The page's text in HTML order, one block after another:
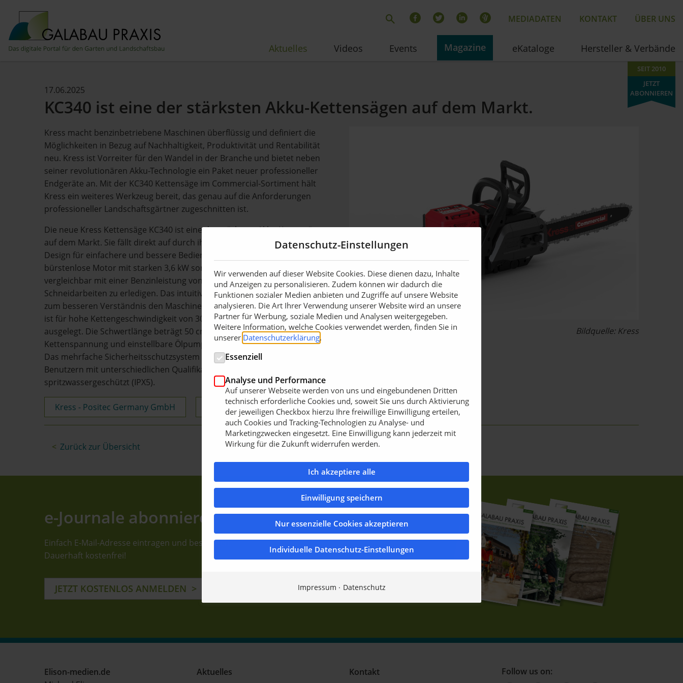
MEDIADATEN KONTAKT ÜBER UNS
Aktuelles Videos Events Magazine eKataloge Hersteller & Verbände
SEIT 2010
JETZT
ABONNIEREN
17.06.2025
KC340 ist eine der stärksten Akku-Kettensägen auf dem Markt.
Kress macht benzinbetriebene Maschinen überflüssig und definiert die
Möglichkeiten in Bezug auf Nachhaltigkeit, Produktivität und Rentabilität
neu. Kress ist Vorreiter für den Wandel in der Branche und bietet neben
seiner revolutionären Akku-Technologie ein Paket neuer professioneller
Endgeräte an. Mit der KC340 Kettensäge im Commercial-Sortiment hält
Kress ein weiteres Werkzeug bereit, das genau auf die Anforderungen
professioneller Landschaftsgärtner zugeschnitten ist.
Die neue Kress Kettensäge KC340 ist eine der stärksten Akku-Kettensägen
auf dem Markt. Sie fällt direkt auf durch ihr kompaktes, ergonomisches
Design für einfachere und bessere Bedienung mit QuickStart. Der
bürstenlose Motor mit starken 3,6 kW sorgt für lange Lebensdauer und ist
vergleichbar mit einer Benzinleistung von 65ccm, um selbst anspruchsvolle
Schneidarbeiten zu erledigen. Das intuitive Bedienfeld mit IOT unterstützt
zum besseren Verständnis den Maschinenstatus. Die Oregon 0.325 Kette
ist für hohe Kettengeschwindigkeit von 30 m/s und saubere, glatte Schnitte
ausgelegt. Die Schwertlänge beträgt 50 cm. Professionelle, manuelle
Kettenspannung und einstellbare Ölpumpe bringt individuelle Anpassung.
Das mehrfache Sicherheitsschutzsystem gewährleistet die Sicherheit von
Benutzern mit unterschiedlichen Qualifikationsstufen. Die KC340 ist
spritzwassergeschützt (IPX5).
Bildquelle: Kress
Kress - Positec Germany GmbH Übersicht AKKU-Kettensägen KC340 Kettensäge
Zurück zur Übersicht
e-Journale abonnieren
Einfach E-Mail-Adresse eintragen und bestätigen.
Dauerhaft kostenfrei!
JETZT KOSTENLOS ANMELDEN
Elison-medien.de
Aktuelles Kontakt Follow us on:
Datenschutz-Einstellungen
Wir verwenden auf dieser Website Cookies. Diese dienen dazu, Inhalte
und Anzeigen zu personalisieren. Zudem können wir dadurch die
Funktionen sozialer Medien anbieten und Zugriffe auf unsere Website
analysieren. Die Art Ihrer Verwendung unserer Website wird an unsere
Partner für Werbung, soziale Medien und Analysen weitergegeben.
Weitere Information, welche Cookies verwendet werden, finden Sie in
unserer Datenschutzerklärung.
Essenziell
Analyse und Performance
Auf unserer Webseite werden von uns und eingebundenen Dritten
technisch erforderliche Cookies und, soweit Sie uns durch Aktivierung
der jeweiligen Checkbox hierzu Ihre freiwillige Einwilligung erteilen,
auch Cookies und Tracking-Technologien zu Analyse- und
Marketingzwecken eingesetzt. Eine Einwilligung kann jederzeit mit
Wirkung für die Zukunft widerrufen werden.
Ich akzeptiere alle
Einwilligung speichern
Nur essenzielle Cookies akzeptieren
Individuelle Datenschutz-Einstellungen
Impressum Datenschutz